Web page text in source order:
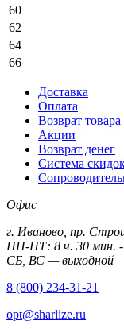
60
62
64
66
Доставка
Оплата
Возврат товара
Акции
Возврат денег
Система
Офис
г. Иваново, пр.
ПН-ПТ: 8 ч. 30 мин. -
СБ, ВС — выходной
8 (800) 234-31-21
opt@sharlize.ru